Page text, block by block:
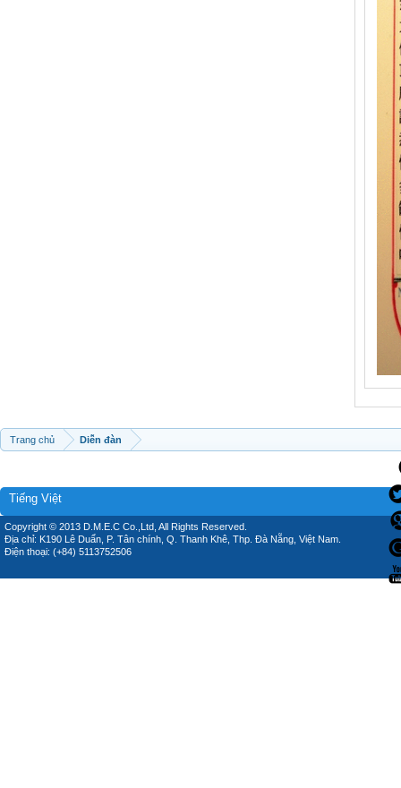
Trang chủ Diễn đàn
Tiếng Việt
Copyright © 2013 D.M.E.C Co.,Ltd, All Rights Reserved.
Địa chỉ: K190 Lê Duẩn, P. Tân chính, Q. Thanh Khê, Thp. Đà Nẵng, Việt Nam.
Điện thoại: (+84) 5113752506